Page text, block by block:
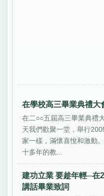
在學校高三畢業典禮大
在二○○五屆高三畢業典禮
天我們歡聚一堂，舉行
家一樣，滿懷喜悅和激動
十多年的教...
建功立業 要趁年輕─在
講話畢業致詞